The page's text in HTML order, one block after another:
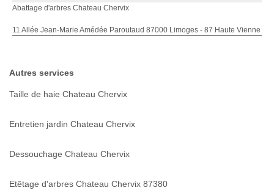
Abattage d'arbres Chateau Chervix
11 Allée Jean-Marie Amédée Paroutaud 87000 Limoges - 87 Haute Vienne
Autres services
Taille de haie Chateau Chervix
Entretien jardin Chateau Chervix
Dessouchage Chateau Chervix
Etêtage d'arbres Chateau Chervix 87380